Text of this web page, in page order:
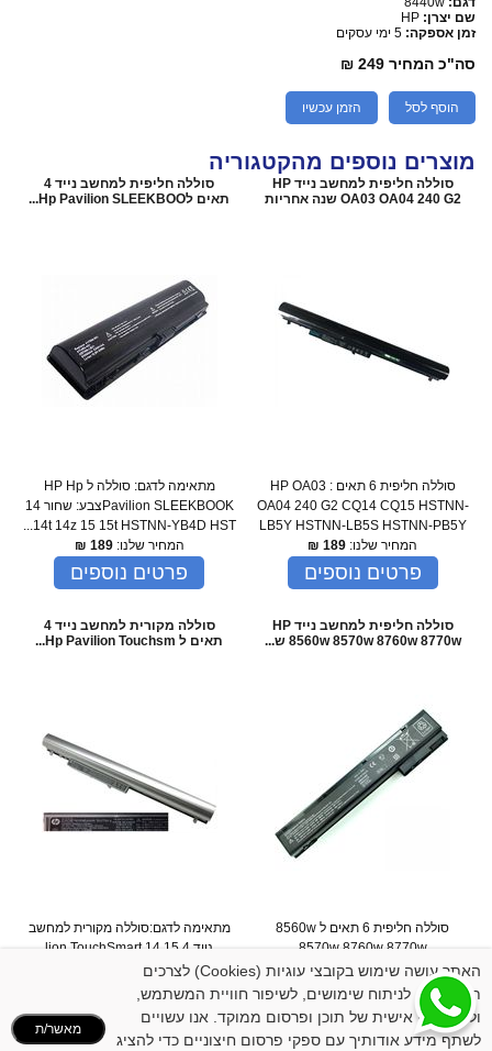
שם יצרן: HP
זמן אספקה: 5 ימי עסקים
סה"כ המחיר 249 ₪
הוסף לסל הזמן עכשיו
מוצרים נוספים מהקטגוריה
סוללה חליפית למחשב נייד HP
OA03 OA04 240 G2 שנה אחריות
סוללה חליפית 6 תאים : HP OA03
OA04 240 G2 CQ14 CQ15 HSTNN-
LB5Y HSTNN-LB5S HSTNN-PB5Y
המחיר שלנו: 189
₪
פרטים נוספים
סוללה חליפית למחשב נייד 4
תאים לHp Pavilion SLEEKBOO...
מתאימה לדגם: סוללה ל HP Hp
Pavilion SLEEKBOOKצבע: שחור 14
14t 14z 15 15t HSTNN-YB4D HST...
המחיר שלנו:189
₪
פרטים נוספים
סוללה חליפית למחשב נייד HP
8560w 8570w 8760w 8770w ש...
סוללה חליפית 6 תאים ל 8560w
8570w 8760w 8770w
המחיר שלנו:
פרטים נוספים
סוללה מקורית למחשב נייד 4
תאים ל Hp Pavilion Touchsm...
מתאימה לדגם:סוללה מקורית למחשב
נייד 4 lion TouchSmart 14 15
Notebook PC series LA03 14 ...
פרטים נוספים
האתר עושה שימוש בקובצי עוגיות (Cookies) לצרכים
תפעוליים, לניתוח שימושים, לשיפור חוויית המשתמש,
ולהתאמה אישית של תוכן ופרסום ממוקד. אנו עשויים
לשתף מידע אודותיך עם ספקי פרסום חיצוניים כדי להציג
מאשר/ת